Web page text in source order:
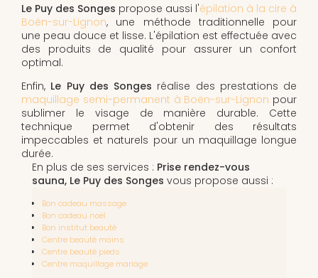
Le Puy des Songes propose aussi l'épilation à la cire à
Boën-sur-Lignon, une méthode traditionnelle pour
une peau douce et lisse. L'épilation est effectuée avec
des produits de qualité pour assurer un confort
optimal.
Enfin, Le Puy des Songes réalise des prestations de
maquillage semi-permanent à Boën-sur-Lignon pour
sublimer le visage de manière durable. Cette
technique permet d'obtenir des résultats
impeccables et naturels pour un maquillage longue
durée.
En plus de ses services : Prise rendez-vous
sauna, Le Puy des Songes vous propose aussi :
Bon cadeau massage
Bon cadeau noël
Bon institut beauté
Centre beauté mains
Centre beauté pieds
Centre maquillage mariage